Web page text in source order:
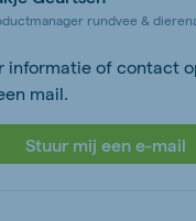
rundvee &
informatie of contact
mail.
Stuur mij een e-mail